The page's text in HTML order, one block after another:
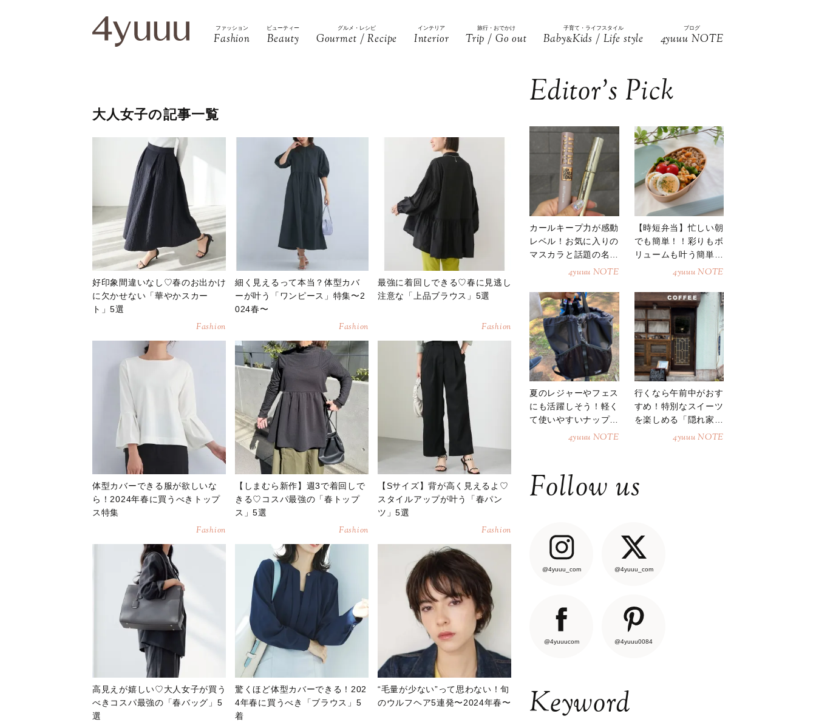
ファッション
Fashion
ビューティー
Beauty
グルメ・レシピ
Gourmet / Recipe
インテリア
Interior
旅行・おでかけ
Trip / Go out
子育て・ライフスタイル
Baby&Kids / Life style
ブログ
4yuuu NOTE
大人女子の記事一覧
好印象間違いなし♡春のお出かけ
に欠かせない「華やかスカー
ト」5選
Fashion
細く見えるって本当？体型カバ
ーが叶う「ワンピース」特集〜2
024春〜
Fashion
最強に着回しできる♡春に見逃し
注意な「上品ブラウス」5選
Fashion
体型カバーできる服が欲しいな
ら！2024年春に買うべきトップ
ス特集
Fashion
【しまむら新作】週3で着回しで
きる♡コスパ最強の「春トップ
ス」5選
Fashion
【Sサイズ】背が高く見えるよ♡
スタイルアップが叶う「春パン
ツ」5選
Fashion
高見えが嬉しい♡大人女子が買う
べきコスパ最強の「春バッグ」5
選
驚くほど体型カバーできる！202
4年春に買うべき「ブラウス」5
着
“毛量が少ない”って思わない！旬
のウルフヘア5連発〜2024年春〜
Editor’s Pick
カールキープ力が感動
レベル！お気に入りの
マスカラと話題の名品
4yuuu NOTE
【時短弁当】忙しい朝
でも簡単！！彩りもボ
リュームも叶う簡単そ
4yuuu NOTE
夏のレジャーやフェス
にも活躍しそう！軽く
て使いやすいナップサ
4yuuu NOTE
行くなら午前中がおす
すめ！特別なスイーツ
を楽しめる「隠れ家カ
4yuuu NOTE
Follow us
@4yuuu_com @4yuuu_com
@4yuuucom @4yuuu0084
Keyword